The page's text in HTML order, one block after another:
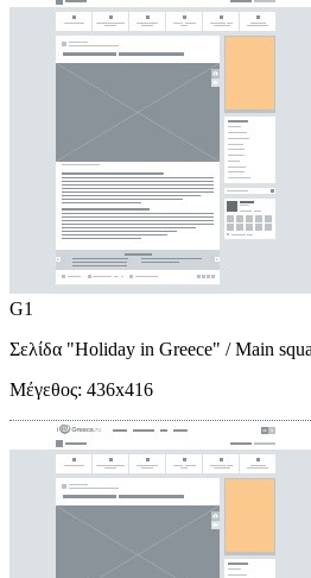
G1
Σελίδα "Holiday in Greece" / Main
Μέγεθος: 436x416